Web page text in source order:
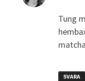
Tung
SVARA